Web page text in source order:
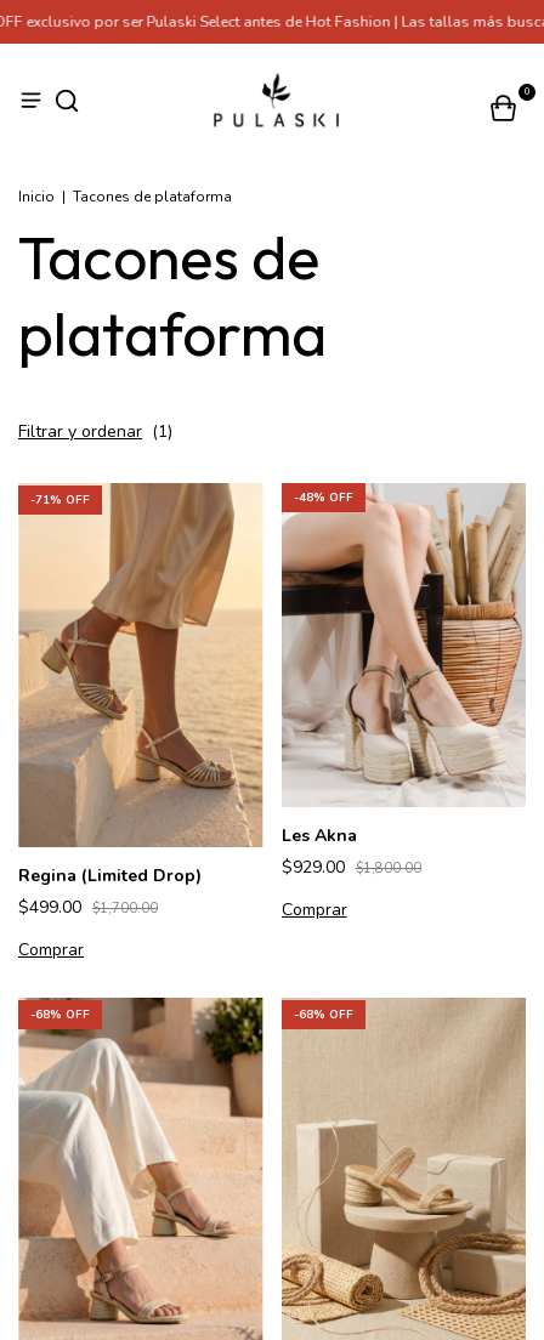
por ser Pulaski Select antes de Hot Fashion | Las tallas más
0
Inicio | Tacones de plataforma
Tacones de
plataforma
Filtrar y ordenar (1)
-71% OFF
Regina (Limited Drop)
$499.00 $1,700.00
Comprar
-48% OFF
Les Akna
$929.00 $1,800.00
Comprar
-68% OFF -68% OFF